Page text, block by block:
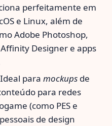
perfeitamente em
e Linux, além de
Adobe Photoshop,
Designer e apps
Ideal para mockupsde
para redes
(como PES e
de design